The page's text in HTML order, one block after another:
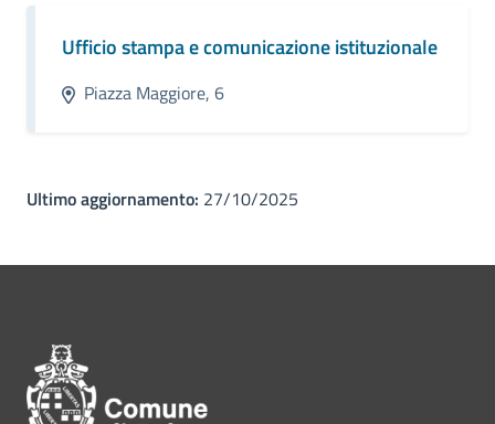
Ufficio stampa e comunicazione istituzionale
Piazza Maggiore, 6
Ultimo aggiornamento: 27/10/2025